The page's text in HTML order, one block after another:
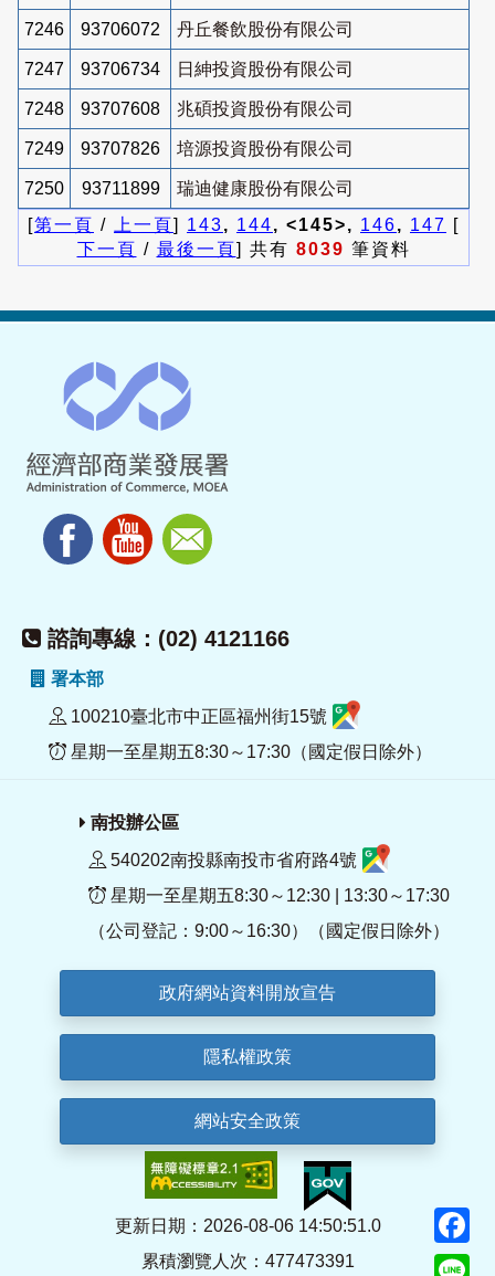
7246 93706072 丹丘餐飲股份有限公司
7247 93706734 日紳投資股份有限公司
7248 93707608 兆碩投資股份有限公司
7249 93707826 培源投資股份有限公司
7250 93711899
瑞迪健康股份有限公司
[第一頁 / 上一頁] 143, 144, <145>, 146, 147 [
下一頁 / 最後一頁] 共有 8039 筆資料
諮詢專線：(02) 4121166
署本部
100210臺北市中正區福州街15號
星期一至星期五8:30～17:30（國定假日除外）
南投辦公區
540202南投縣南投市省府路4號
星期一至星期五8:30～12:30 | 13:30～17:30
（公司登記：9:00～16:30）（國定假日除外）
政府網站資料開放宣告
隱私權政策
網站安全政策
更新日期：2026-08-06 14:50:51.0
累積瀏覽人次：477473391